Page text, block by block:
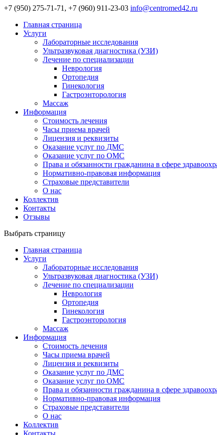
+7 (950) 275-71-71, +7 (960) 911-23-03 info@centromed42.ru
Главная страница
Услуги
Лабораторные исследования
Ультразвуковая диагностика (УЗИ)
Лечение по специализации
Неврология
Ортопедия
Гинекология
Гастроэнторология
Массаж
Информация
Стоимость лечения
Часы приема врачей
Лицензия и реквизиты
Оказание услуг по ДМС
Оказание услуг по ОМС
Права и обязанности гражданина в сфере
Нормативно-правовая информация
Страховые представители
О нас
Коллектив
Контакты
Отзывы
Выбрать страницу
Главная страница
Услуги
Лабораторные исследования
Ультразвуковая диагностика (УЗИ)
Лечение по специализации
Неврология
Ортопедия
Гинекология
Гастроэнторология
Массаж
Информация
Стоимость лечения
Часы приема врачей
Лицензия и реквизиты
Оказание услуг по ДМС
Оказание услуг по ОМС
Права и обязанности гражданина в сфере
Нормативно-правовая информация
Страховые представители
О нас
Коллектив
Контакты